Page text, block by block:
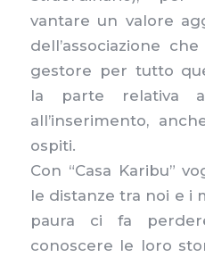
vantare un valore
dell’associazione
gestore per tutto
la parte relativa
all’inserimento,
ospiti.
Con “Casa Karibu”
le distanze tra noi e i
paura ci fa
conoscere le loro